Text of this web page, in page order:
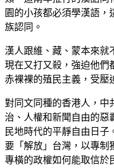
園的小孩都必須學漢語
族認同。
漢人跟維、藏、蒙本來就
現在又打又殺，強迫他們
赤裸裸的殖民主義，受壓
對同文同種的香港人，中
治、人權和新聞自由的惡
民地時代的平靜自由日
要「解放」台灣，以專制
專橫的政權如何能取信於